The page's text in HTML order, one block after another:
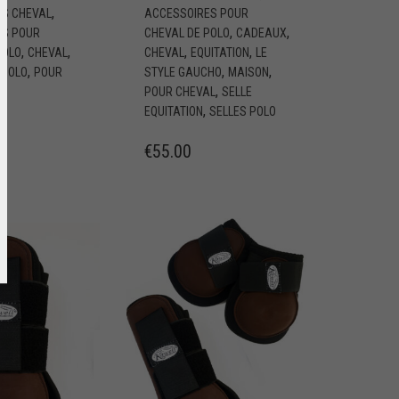
CHEVAL ,
POUR
, CHEVAL ,
POLO, POUR
ACCESSOIRES POUR
CHEVAL DE POLO, CADEAUX,
CHEVAL , EQUITATION,
LE
STYLE GAUCHO, MAISON,
POUR CHEVAL , SELLE
EQUITATION, SELLES POLO
€55.00